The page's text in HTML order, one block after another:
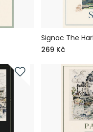
Signac The
269 Kč